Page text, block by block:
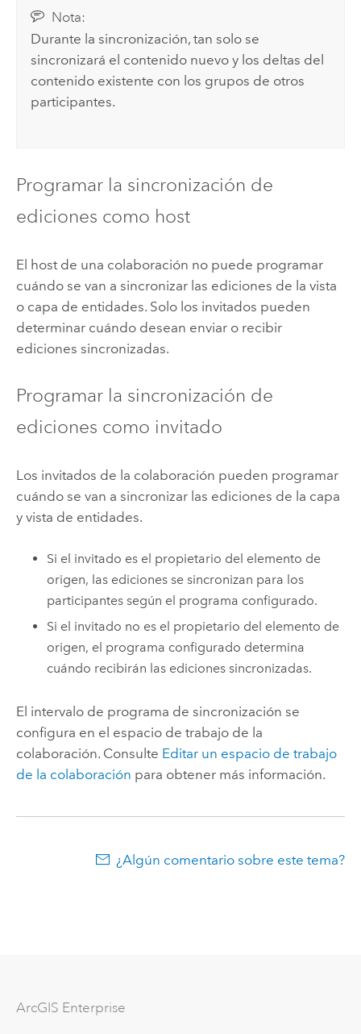
Nota:
Durante la sincronización, tan solo se
sincronizará el contenido nuevo y los deltas del
contenido existente con los grupos de otros
participantes.
Programar la sincronización de
ediciones como host
El host de una colaboración no puede programar
cuándo se van a sincronizar las ediciones de la vista
o capa de entidades. Solo los invitados pueden
determinar cuándo desean enviar o recibir
ediciones sincronizadas.
Programar la sincronización de
ediciones como invitado
Los invitados de la colaboración pueden programar
cuándo se van a sincronizar las ediciones de la capa
y vista de entidades.
Si el invitado es el propietario del elemento de
origen, las ediciones se sincronizan para los
participantes según el programa configurado.
Si el invitado no es el propietario del elemento de
origen, el programa configurado determina
cuándo recibirán las ediciones sincronizadas.
El intervalo de programa de sincronización se
configura en el espacio de trabajo de la
colaboración. Consulte Editar un espacio de trabajo
de la colaboración para obtener más información.
¿Algún comentario sobre este tema?
ArcGIS Enterprise